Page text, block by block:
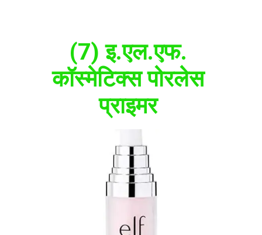
(7) इ.एल.एफ.
कॉस्मेटिक्स पोरलेस
प्राइमर